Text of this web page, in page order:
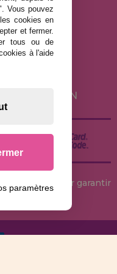
pour garantir
Vous pouvez
cookies en
et fermer.
tous ou de
à l'aide
paramètres